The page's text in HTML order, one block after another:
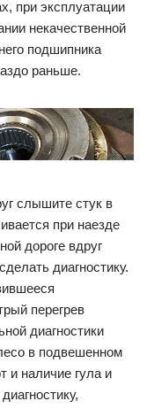
при эксплуатации
некачественной
подшипника
раньше.
слышите стук в
при наезде
дороге вдруг
диагностику.
перегрев
диагностики
в подвешенном
и наличие гула и